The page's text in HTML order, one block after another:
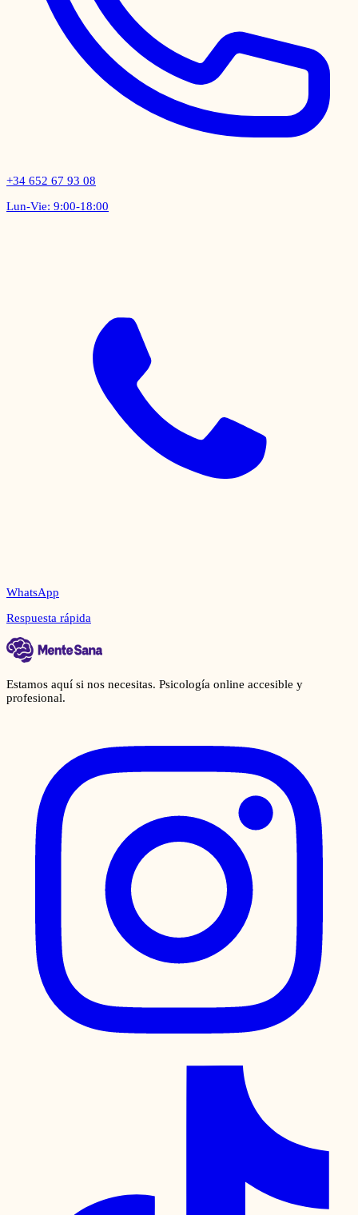
+34 652 67 93 08
Lun-Vie: 9:00-18:00
WhatsApp
Respuesta rápida
Estamos aquí si nos necesitas. Psicología online accesible y
profesional.